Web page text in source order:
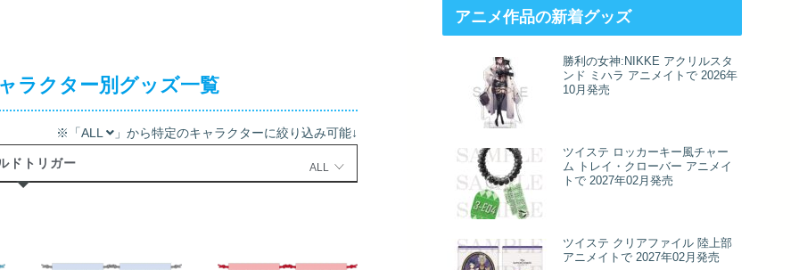
ラクター別グッズ一覧
※「ALL 」から特定のキャラクターに絞り込み可能↓
ドトリガー ALL
ー×サンリオキャ
ー×サンリオキャ
アニメ作品の新着グッズ
勝利の女神:NIKKE アクリルスタ
ンド ミハラ アニメイトで 2026年
10月発売
ツイステ ロッカーキー風チャー
ム トレイ・クローバー アニメイ
トで 2027年02月発売
ツイステ クリアファイル 陸上部
アニメイトで 2027年02月発売